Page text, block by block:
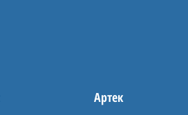
Артек